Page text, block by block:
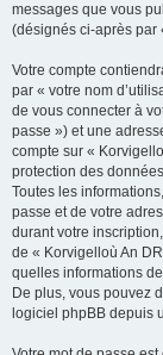
messages que vous
(désignés ci-après par
Votre compte
par « votre nom
de vous connecter à
passe ») et une
compte sur «
protection des
Toutes les
passe et de votre
durant votre
de « Korvigelloù An
quelles informations
De plus, vous pouvez
logiciel phpBB depuis